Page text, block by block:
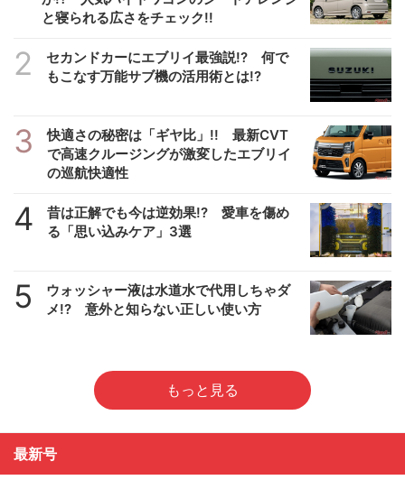
と寝られる広さをチェック!!
2
セカンドカーにエブリイ最強説!? 何で
もこなす万能サブ機の活用術とは!?
3
快適さの秘密は「ギヤ比」!! 最新CVT
で高速クルージングが激変したエブリイ
の巡航快適性
4
昔は正解でも今は逆効果!? 愛車を傷め
る「思い込みケア」3選
5
ウォッシャー液は水道水で代用しちゃダ
メ!? 意外と知らない正しい使い方
もっと見る
最新号